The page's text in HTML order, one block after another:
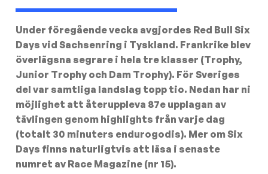
Under föregående vecka avgjordes Red Bull Six
Days vid Sachsenring i Tyskland. Frankrike blev
överlägsna segrare i hela tre klasser (Trophy,
Junior Trophy och Dam Trophy). För Sveriges
del var samtliga landslag topp tio. Nedan har ni
möjlighet att återuppleva 87e upplagan av
tävlingen genom highlights från varje dag
(totalt 30 minuters endurogodis). Mer om Six
Days finns naturligtvis att läsa i senaste
numret av Race Magazine (nr 15).